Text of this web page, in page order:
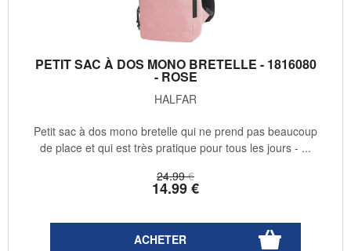
PETIT SAC À DOS MONO BRETELLE - 1816080
- ROSE
HALFAR
24.99 €
14.99€
Petit sac à dos mono bretelle qui ne prend pas beaucoup
de place et qui est très pratique pour tous les jours - ...